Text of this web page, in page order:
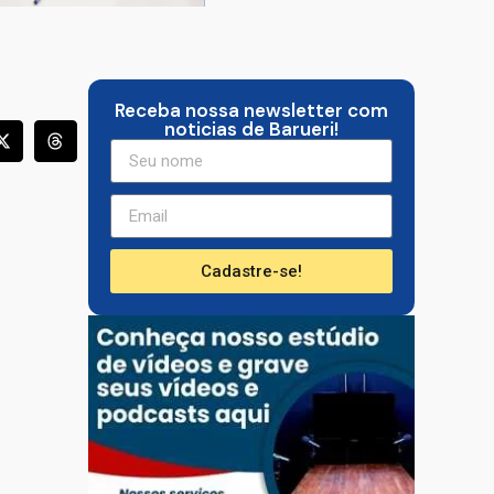
Receba nossa newsletter com
noticias de Barueri!
Cadastre-se!